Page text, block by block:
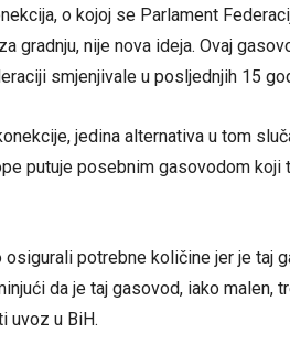
o kojoj se Parlament
gradnju, nije nova ideja. Ovaj
smjenjivale u posljednjih 15
jedina alternativa u tom
putuje posebnim gasovodom
osigurali potrebne količine jer je taj
da je taj gasovod, iako malen,
uvoz u BiH.